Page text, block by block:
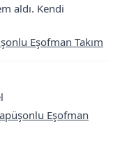
aldı. Kendi
Eşofman Takım
Eşofman